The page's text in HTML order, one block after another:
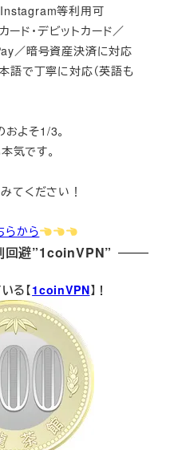
Instagram等利用可
ード・デビットカード／
／暗号資産決済に対応
語で丁寧に対応（英語も
よそ1/3。
気です。
てください！
らから
回避”1coinVPN”
る【1coinVPN】！